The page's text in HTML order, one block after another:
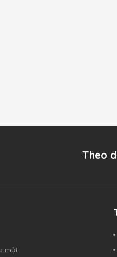
Theo
mật